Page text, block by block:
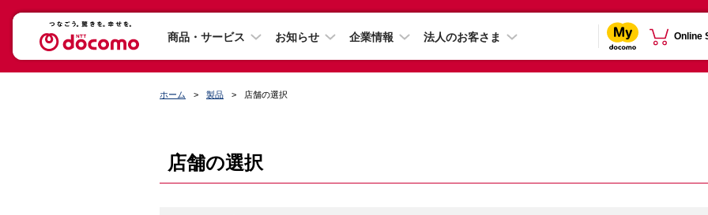
商品・サービス お知らせ 企業情報 法人のお客さま Online
ホーム 製品 店舗の選択
店舗の選択